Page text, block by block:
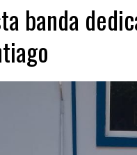
banda